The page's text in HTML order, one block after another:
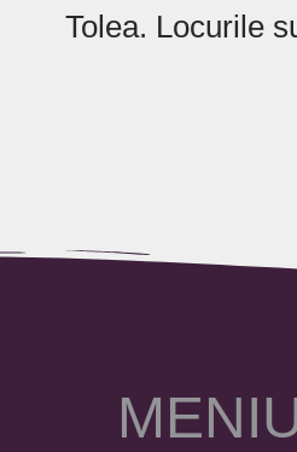
Tolea. Locurile
MENI